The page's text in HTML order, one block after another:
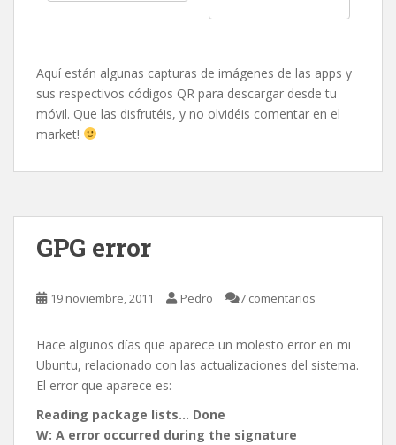
Aquí están algunas capturas de imágenes de las apps y
sus respectivos códigos QR para descargar desde tu
móvil. Que las disfrutéis, y no olvidéis comentar en el
market!
GPG error
19 noviembre, 2011 Pedro 7 comentarios
Hace algunos días que aparece un molesto error en mi
Ubuntu, relacionado con las actualizaciones del sistema.
El error que aparece es:
Reading package lists… Done
W: A error occurred during the signature